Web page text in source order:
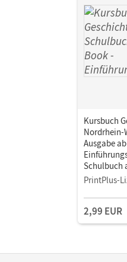
Kursbuch
Nordrhein-
Ausgabe ab
Schulbuch
Mit Medien
PrintPlus-
2,99 EUR